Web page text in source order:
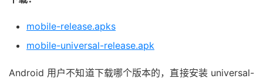
mobile-release.apks
mobile-universal-release.apk
Android 用户不知道下载哪个版本的，直接安装 universal-